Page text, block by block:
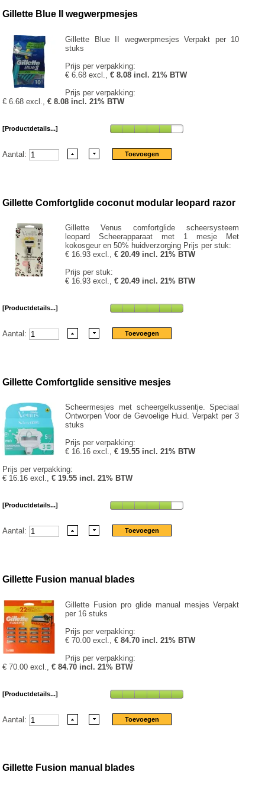
Gillette Blue II wegwerpmesjes
Gillette Blue II wegwerpmesjes Verpakt per 10
stuks
Prijs per verpakking:
€ 6.68 excl.,€ 8.08 incl. 21% BTW
Prijs per verpakking:
€ 6.68 excl.,€ 8.08 incl. 21% BTW
[Productdetails...]
Aantal:
Gillette Comfortglide coconut modular leopard razor
Gillette Venus comfortglide scheersysteem
leopard Scheerapparaat met 1 mesje Met
kokosgeur en 50% huidverzorging Prijs per stuk:
€ 16.93 excl.,€ 20.49 incl. 21% BTW
Prijs per stuk:
€ 16.93 excl.,€ 20.49 incl. 21% BTW
[Productdetails...]
Aantal:
Gillette Comfortglide sensitive mesjes
Scheermesjes met scheergelkussentje. Speciaal
Ontworpen Voor de Gevoelige Huid. Verpakt per 3
stuks
Prijs per verpakking:
€ 16.16 excl.,€ 19.55 incl. 21% BTW
Prijs per verpakking:
€ 16.16 excl.,€ 19.55 incl. 21% BTW
[Productdetails...]
Aantal:
Gillette Fusion manual blades
Gillette Fusion pro glide manual mesjes Verpakt
per 16 stuks
Prijs per verpakking:
€ 70.00 excl.,€ 84.70 incl. 21% BTW
Prijs per verpakking:
€ 70.00 excl.,€ 84.70 incl. 21% BTW
[Productdetails...]
Aantal:
Gillette Fusion manual blades